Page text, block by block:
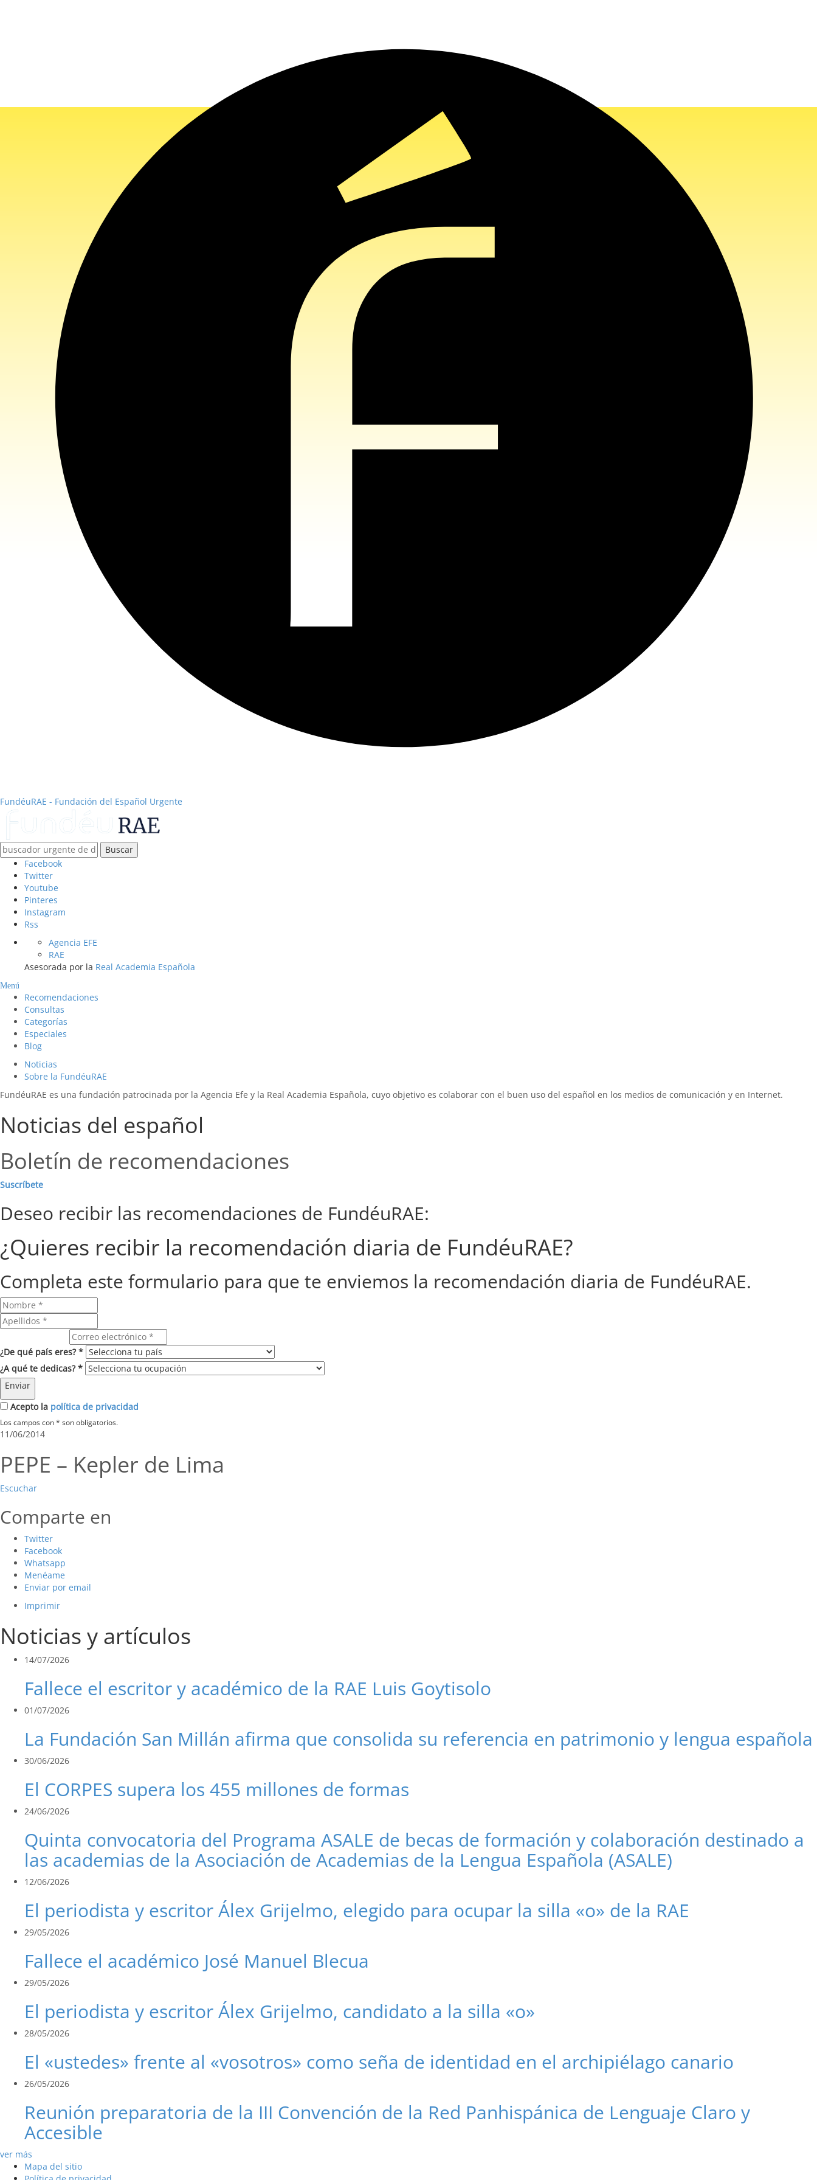
FundéuRAE - Fundación del Español Urgente
Buscar
Facebook
Twitter
Youtube
Pinteres
Instagram
Rss
Agencia EFE
RAE
Asesorada por la Real Academia Española
Menú
Recomendaciones
Consultas
Categorías
Especiales
Blog
Noticias
Sobre la FundéuRAE
FundéuRAE es una fundación patrocinada por la Agencia Efe y la Real Academia Española, cuyo objetivo es colaborar con el buen uso del español en los medios de comunicación y en Internet.
Noticias del español
Boletín de recomendaciones
Suscríbete
Deseo recibir las recomendaciones de FundéuRAE:
¿Quieres recibir la recomendación diaria de FundéuRAE?
Completa este formulario para que te enviemos la recomendación diaria de FundéuRAE.
¿De qué país eres? *
¿A qué te dedicas? *
Enviar
Acepto la política de privacidad
Los campos con * son obligatorios.
11/06/2014
PEPE – Kepler de Lima
Escuchar
Comparte en
Twitter
Facebook
Whatsapp
Menéame
Enviar por email
Imprimir
Noticias y artículos
14/07/2026
Fallece el escritor y académico de la RAE Luis Goytisolo
01/07/2026
La Fundación San Millán afirma que consolida su referencia en patrimonio y lengua española
30/06/2026
El CORPES supera los 455 millones de formas
24/06/2026
Quinta convocatoria del Programa ASALE de becas de formación y colaboración destinado a
las academias de la Asociación de Academias de la Lengua Española (ASALE)
12/06/2026
El periodista y escritor Álex Grijelmo, elegido para ocupar la silla «o» de la RAE
29/05/2026
Fallece el académico José Manuel Blecua
29/05/2026
El periodista y escritor Álex Grijelmo, candidato a la silla «o»
28/05/2026
El «ustedes» frente al «vosotros» como seña de identidad en el archipiélago canario
26/05/2026
Reunión preparatoria de la III Convención de la Red Panhispánica de Lenguaje Claro y
Accesible
ver más
Mapa del sitio